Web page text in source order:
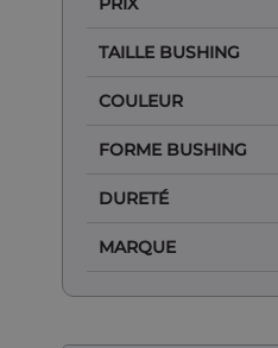
TAILLE BUSHING
COULEUR
FORME BUSHING
DURETÉ
MARQUE